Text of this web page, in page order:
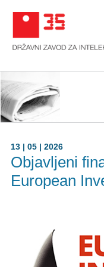
13 | 05 | 2026
Objavljeni
European